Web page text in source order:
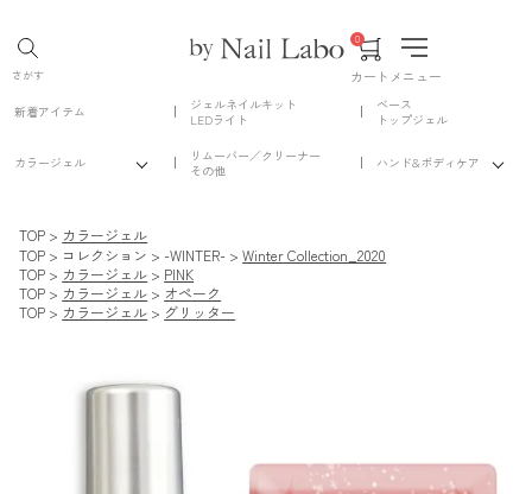
さがす カート
0
メニュー
新着アイテム
ジェルネイルキット
LEDライト
ベース
トップジェル
カラージェル
リムーバー／クリーナー
その他
ハンド&ボディケア
TOP
カラージェル
TOP
コレクション -WINTER-
Winter Collection_2020
TOP
カラージェル
PINK
TOP
カラージェル
オペーク
TOP
カラージェル グリッター